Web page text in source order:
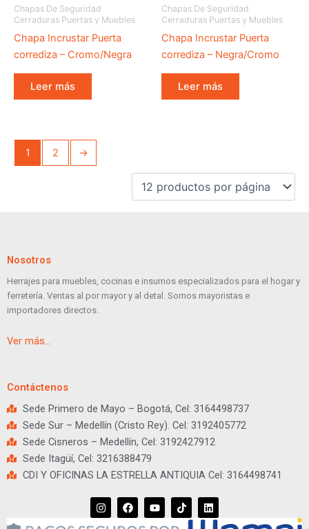
Chapas De Seguridad
Cerraduras Puertas y Muebles
Chapa Incrustar Puerta
corrediza – Cromo/Negra
Leer más
Chapas De Seguridad
Cerraduras Puertas y Muebles
Chapa Incrustar Puerta
corrediza – Negra/Cromo
Leer más
1 2 →
Nosotros
Herrajes para muebles, cocinas e insumos especializados para el hogar y
ferretería. Ventas al por mayor y al detal. Somos mayoristas e
importadores directos.
Ver más…
Contáctenos
Sede Primero de Mayo – Bogotá, Cel: 3164498737
Sede Sur – Medellín (Cristo Rey). Cel: 3192405772
Sede Cisneros – Medellín, Cel: 3192427912
Sede Itagüí, Cel: 3216388479
CDI Y OFICINAS LA ESTRELLA ANTIQUIA Cel: 3164498741
I
n
s
F
a
c
Y
o
u
T
i
L
i
n